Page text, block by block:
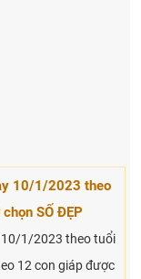
10/1/2023 theo
SỐ ĐẸP
10/1/2023 theo tuổi
12 con giáp được